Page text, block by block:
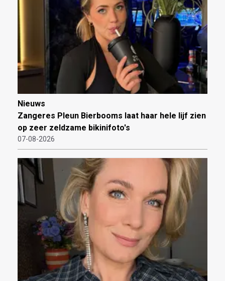
Nieuws
Zangeres Pleun Bierbooms laat haar hele lijf zien
op zeer zeldzame bikinifoto's
07-08-2026